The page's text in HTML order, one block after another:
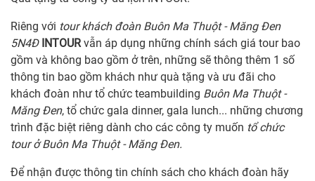
Riêng với tour khách đoàn Buôn Ma Thuột - Măng Đen
5N4Đ INTOURvẫn áp dụng những chính sách giá tour bao
gồm và không bao gồm ở trên, những sẽ thông thêm 1 số
thông tin bao gồm khách như quà tặng và ưu đãi cho
khách đoàn như tổ chức teambuilding Buôn Ma Thuột -
Măng Đen, tổ chức gala dinner, gala lunch... những chương
trình đặc biệt riêng dành cho các công ty muốn tổ chức
tour ở Buôn Ma Thuột - Măng Đen.
Để nhận được thông tin chính sách cho khách đoàn hãy